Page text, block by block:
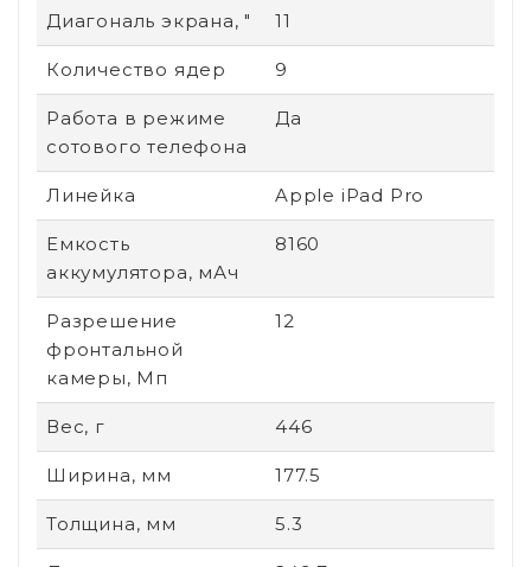
Диагональ экрана, " 11
Количество ядер 9
Работа в режиме
сотового телефона
Да
Линейка Apple iPad Pro
Емкость
аккумулятора, мАч
8160
Разрешение
фронтальной
камеры, Мп
12
Вес, г 446
Ширина, мм 177.5
Толщина, мм 5.3